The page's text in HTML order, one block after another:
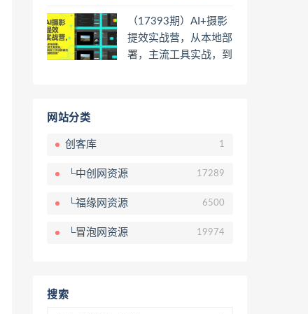
（17393期）AI+摄影
提效实战营，从本地部
署，主流工具实战，到
网站分类
创客库 1
└中创网资源 17289
└福缘网资源 6500
└冒泡网资源 19974
搜索